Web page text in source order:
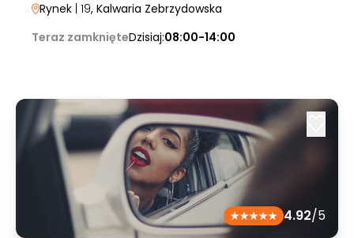
Rynek | 19, Kalwaria Zebrzydowska
Teraz zamknięteDzisiaj:08:00-14:00
4.92/5